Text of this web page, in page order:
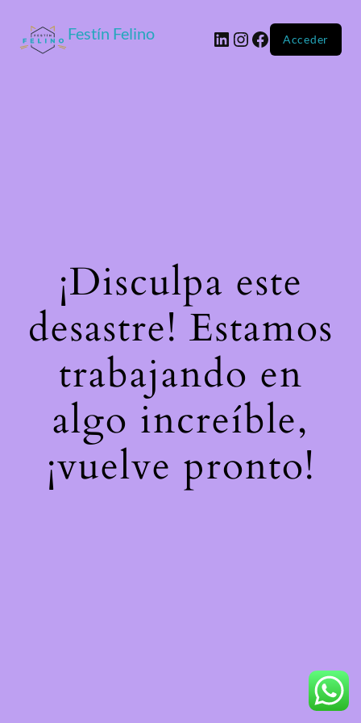
Festín Felino Acceder
¡Disculpa este
desastre! Estamos
trabajando en
algo increíble,
¡vuelve pronto!